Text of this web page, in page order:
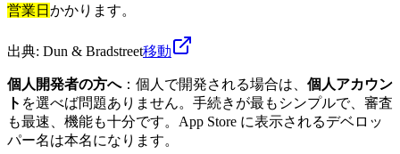
営業日 かかります。
出典: Dun & Bradstreet移動
個人開発者の方へ：個人で開発される場合は、 個人アカウン
ト を選べば問題ありません。手続きが最もシンプルで、審査
も最速、機能も十分です。App Store に表示されるデベロッ
パー名は本名になります。